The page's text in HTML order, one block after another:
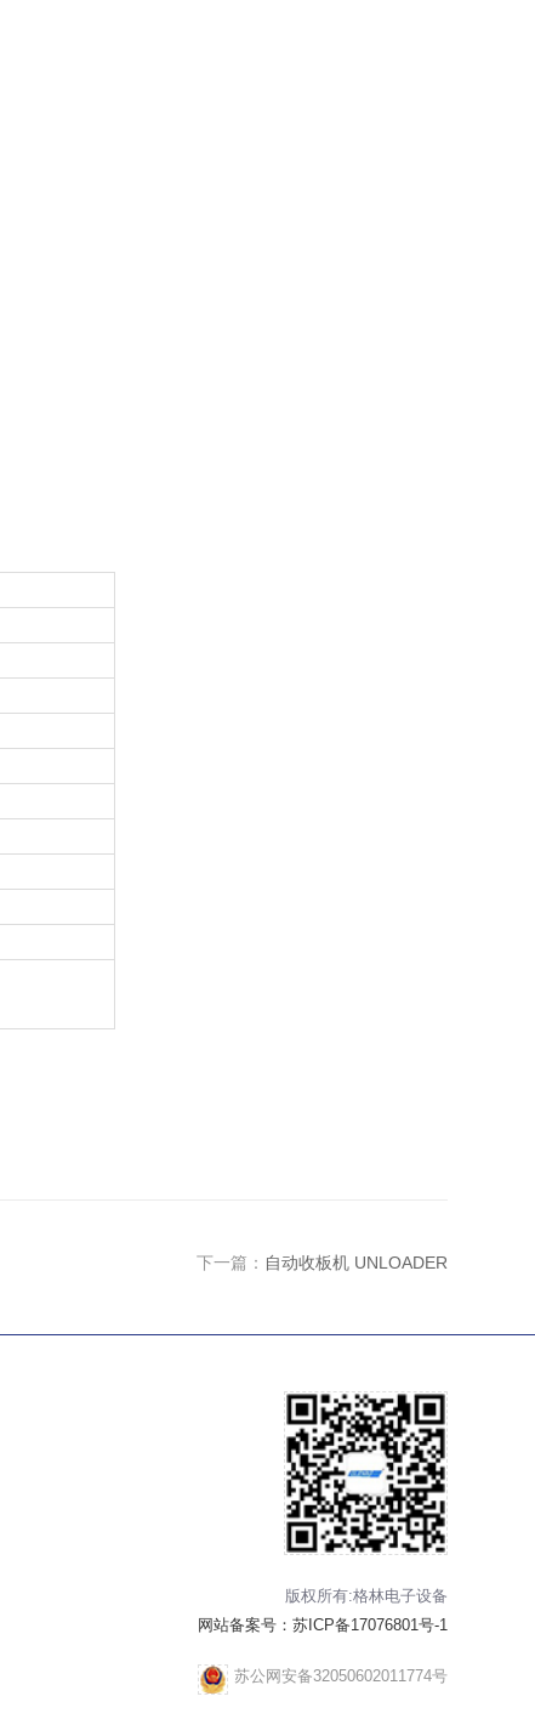
下一篇： 自动收板机 UNLOADER
版权所有:格林电子设备
网站备案号： 苏ICP备17076801号-1
苏公网安备32050602011774号